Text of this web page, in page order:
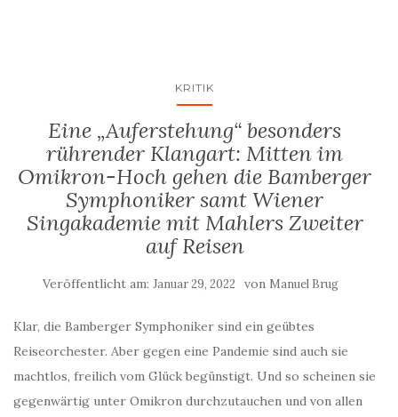
KRITIK
Eine „Auferstehung“ besonders
rührender Klangart: Mitten im
Omikron-Hoch gehen die Bamberger
Symphoniker samt Wiener
Singakademie mit Mahlers Zweiter
auf Reisen
Veröffentlicht am: Januar 29, 2022 von Manuel Brug
Klar, die Bamberger Symphoniker sind ein geübtes
Reiseorchester. Aber gegen eine Pandemie sind auch sie
machtlos, freilich vom Glück begünstigt. Und so scheinen sie
gegenwärtig unter Omikron durchzutauchen und von allen